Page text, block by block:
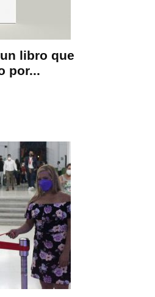
libro que
por...